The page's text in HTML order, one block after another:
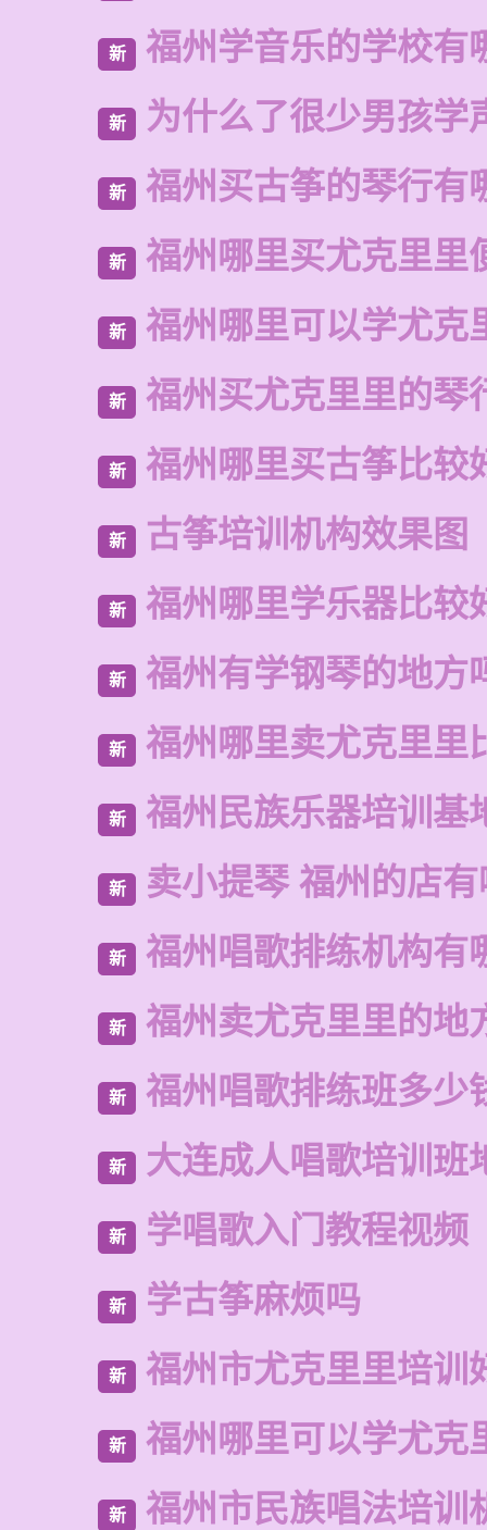
新 福州学音乐的学校有
新 为什么了很少男孩学
新 福州买古筝的琴行有
新 福州哪里买尤克里里
新 福州哪里可以学尤克
新 福州买尤克里里的琴
新 福州哪里买古筝比较
新 古筝培训机构效果图
新 福州哪里学乐器比较
新 福州有学钢琴的地方
新 福州哪里卖尤克里里
新 福州民族乐器培训基
新 卖小提琴 福州的店
新 福州唱歌排练机构有
新 福州卖尤克里里的地
新 福州唱歌排练班多少
新 大连成人唱歌培训班
新 学唱歌入门教程视频
新 学古筝麻烦吗
新 福州市尤克里里培训
新 福州哪里可以学尤克
新 福州市民族唱法培训